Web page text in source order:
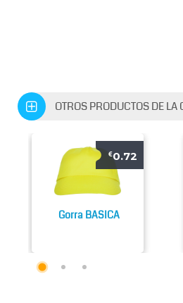
OTROS PRODUCTOS DE LA
€0.72
Gorra BASICA